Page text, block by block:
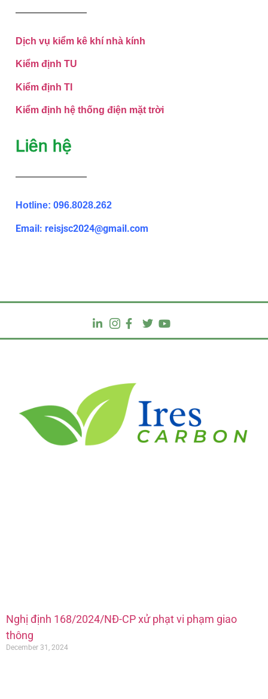
Dịch vụ kiểm kê khí nhà kính
Kiểm định TU
Kiểm định TI
Kiểm định hệ thống điện mặt trời
Liên hệ
Hotline: 096.8028.262
Email: reisjsc2024@gmail.com
Nghị định 168/2024/NĐ-CP xử phạt vi phạm giao
thông
December 31, 2024